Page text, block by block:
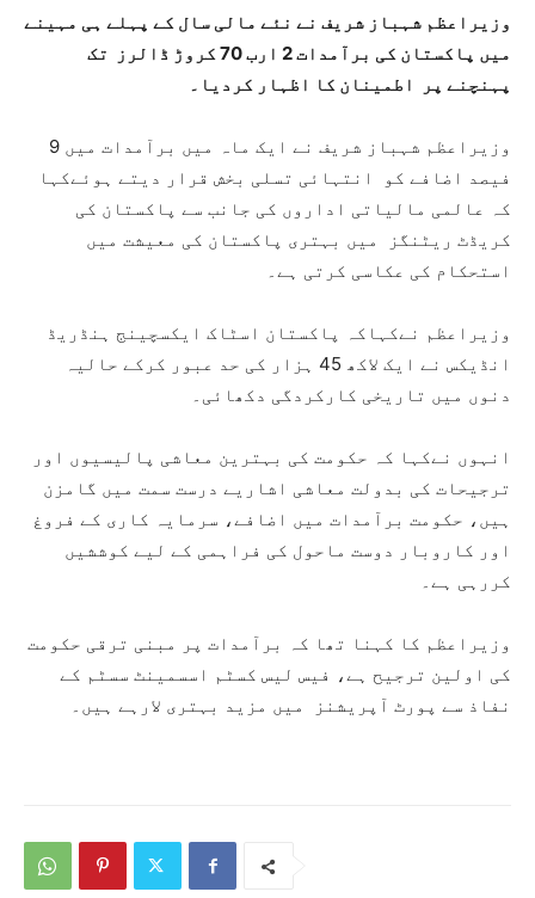
وزیراعظم شہباز شریف نے نئے مالی سال کے پہلے ہی مہینے
میں پاکستان کی برآمدات 2 ارب 70 کروڑ ڈالرز تک
پہنچنے پر اطمینان کا اظہار کردیا۔
وزیراعظم شہباز شریف نے ایک ماہ میں برآمدات میں 9
فیصد اضافے کو انتہائی تسلی بخش قرار دیتے ہوئےکہا
کہ عالمی مالیاتی اداروں کی جانب سے پاکستان کی
کریڈٹ ریٹنگز میں بہتری پاکستان کی معیشت میں
استحکام کی عکاسی کرتی ہے۔
وزیراعظم نےکہاکہ پاکستان اسٹاک ایکسچینج ہنڈریڈ
انڈیکس نے ایک لاکھ 45 ہزار کی حد عبور کرکے حالیہ
دنوں میں تاریخی کارکردگی دکھائی۔
انہوں نےکہا کہ حکومت کی بہترین معاشی پالیسیوں اور
ترجیحات کی بدولت معاشی اشاریے درست سمت میں گامزن
ہیں، حکومت برآمدات میں اضافے، سرمایہ کاری کے فروغ
اور کاروبار دوست ماحول کی فراہمی کے لیے کوششیں
کررہی ہے۔
وزیراعظم کا کہنا تھا کہ برآمدات پر مبنی ترقی حکومت
کی اولین ترجیح ہے، فیس لیس کسٹم اسسمینٹ سسٹم کے
نفاذ سے پورٹ آپریشنز میں مزید بہتری لارہے ہیں۔